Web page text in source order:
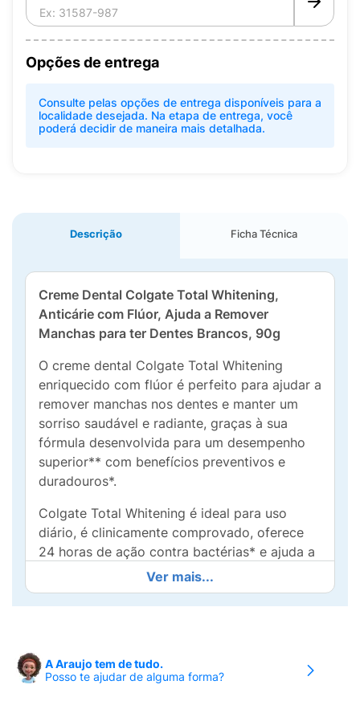
Opções de entrega
Consulte pelas opções de entrega disponíveis para a
localidade desejada. Na etapa de entrega, você
poderá decidir de maneira mais detalhada.
Descrição Ficha Técnica
Creme Dental Colgate Total Whitening,
Anticárie com Flúor, Ajuda a Remover
Manchas para ter Dentes Brancos, 90g
O creme dental Colgate Total Whitening
enriquecido com flúor é perfeito para ajudar a
remover manchas nos dentes e manter um
sorriso saudável e radiante, graças à sua
fórmula desenvolvida para um desempenho
superior** com benefícios preventivos e
duradouros*.
Colgate Total Whitening é ideal para uso
diário, é clinicamente comprovado, oferece
24 horas de ação contra bactérias* e ajuda a
prevenir problemas bucais antes que
apareçam: bactérias nas gengivas, erosão do
esmalte, sensibilidade dentária, placa
Inclui esta pasta dental com tecnologia
Ver mais...
A Araujo tem de tudo.
Posso te ajudar de alguma forma?